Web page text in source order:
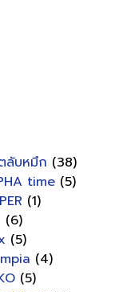
ลับหมึก (38)
time (5)
(1)
(6)
(5)
(4)
(5)